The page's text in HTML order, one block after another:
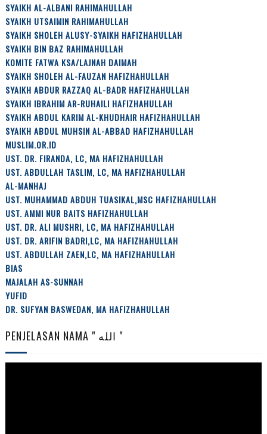
SYAIKH AL-ALBANI RAHIMAHULLAH
SYAIKH UTSAIMIN RAHIMAHULLAH
SYAIKH SHOLEH ALUSY-SYAIKH HAFIZHAHULLAH
SYAIKH BIN BAZ RAHIMAHULLAH
KOMITE FATWA KSA/LAJNAH DAIMAH
SYAIKH SHOLEH AL-FAUZAN HAFIZHAHULLAH
SYAIKH ABDUR RAZZAQ AL-BADR HAFIZHAHULLAH
SYAIKH IBRAHIM AR-RUHAILI HAFIZHAHULLAH
SYAIKH ABDUL KARIM AL-KHUDHAIR HAFIZHAHULLAH
SYAIKH ABDUL MUHSIN AL-ABBAD HAFIZHAHULLAH
MUSLIM.OR.ID
UST. DR. FIRANDA, LC, MA HAFIZHAHULLAH
UST. ABDULLAH TASLIM, LC, MA HAFIZHAHULLAH
AL-MANHAJ
UST. MUHAMMAD ABDUH TUASIKAL,MSC HAFIZHAHULLAH
UST. AMMI NUR BAITS HAFIZHAHULLAH
UST. DR. ALI MUSHRI, LC, MA HAFIZHAHULLAH
UST. DR. ARIFIN BADRI,LC, MA HAFIZHAHULLAH
UST. ABDULLAH ZAEN,LC, MA HAFIZHAHULLAH
BIAS
MAJALAH AS-SUNNAH
YUFID
DR. SUFYAN BASWEDAN, MA HAFIZHAHULLAH
PENJELASAN NAMA " الله "